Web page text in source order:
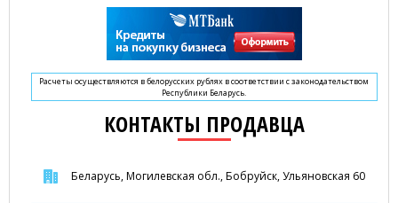
Расчеты осуществляются в белорусских рублях в соответствии с законодательством
Республики Беларусь.
КОНТАКТЫ ПРОДАВЦА
Беларусь, Могилевская обл., Бобруйск, Ульяновская 60